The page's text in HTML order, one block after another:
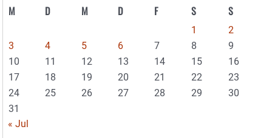
M D M D F S S
1
2
3
4 5 6 7 8
9
10
11 12 13 14 15
16
17
18 19 20 21 22
23
24
25 26 27 28 29
30
31
« Jul